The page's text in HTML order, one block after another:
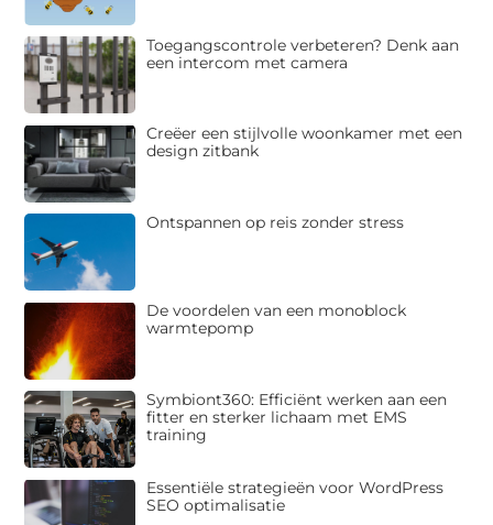
Toegangscontrole verbeteren? Denk aan
een intercom met camera
Creëer een stijlvolle woonkamer met een
design zitbank
Ontspannen op reis zonder stress
De voordelen van een monoblock
warmtepomp
Symbiont360: Efficiënt werken aan een
fitter en sterker lichaam met EMS
training
Essentiële strategieën voor WordPress
SEO optimalisatie